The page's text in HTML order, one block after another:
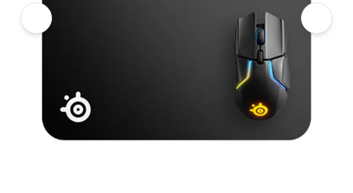
Giá mua trả góp (6 tháng):
Trả góp qua thẻ VISA (12 tháng):
22.417 VND / tháng
Giá đã bao gồm VAT
Thêm vào giỏ hàng
Thông số nổi bật
Kích cỡ: 320mm x 270mm
Độ dày: 2mm